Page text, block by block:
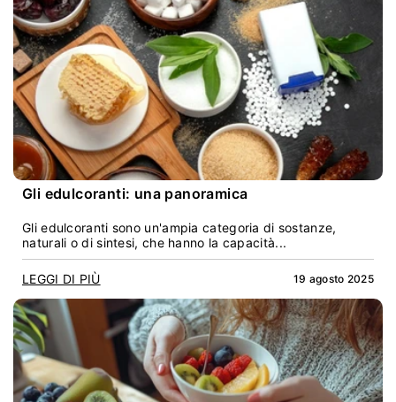
Gli edulcoranti: una panoramica
Gli edulcoranti sono un'ampia categoria di sostanze,
naturali o di sintesi, che hanno la capacità...
LEGGI DI PIÙ 19 agosto 2025